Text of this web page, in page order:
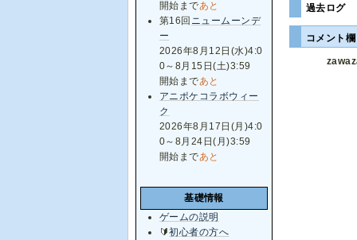
過去ログ
コメント欄
開始まであと
第16回 ニュームーンデ
ー
2026年8月12日(水)4:0
0～8月15日(土)3:59
開始まであと
アニポケコラボウィー
ク
2026年8月17日(月)4:0
0～8月24日(月)3:59
開始まであと
基礎情報
ゲームの説明
🔰初心者の方へ